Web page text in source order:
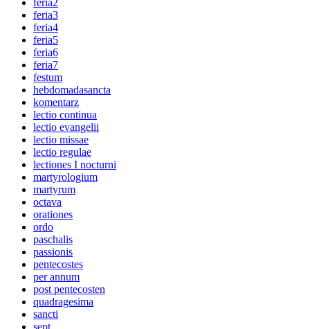
feria3
feria4
feria5
feria6
feria7
festum
hebdomadasancta
komentarz
lectio continua
lectio evangelii
lectio missae
lectio regulae
lectiones I nocturni
martyrologium
martyrum
octava
orationes
ordo
paschalis
passionis
pentecostes
per annum
post pentecosten
quadragesima
sancti
sept.